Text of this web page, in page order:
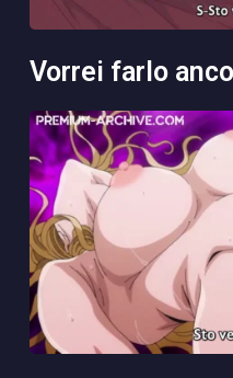
vorrei farlo